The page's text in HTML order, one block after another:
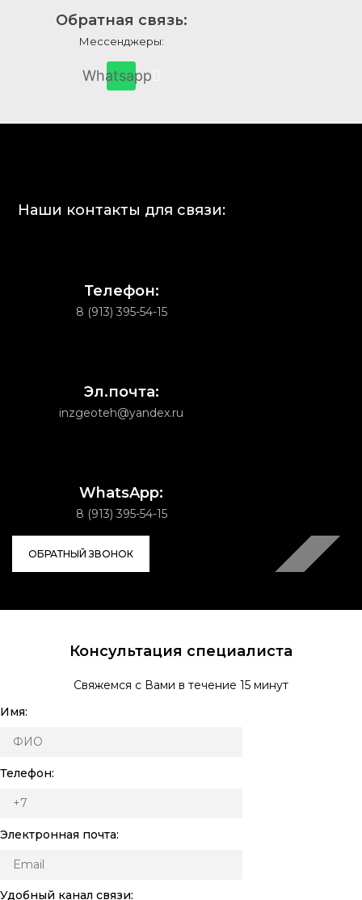
Обратная связь:
Мессенджеры:
Whatsapp
Наши контакты для связи:
Телефон:
8 (913) 395-54-15
Эл.почта:
inzgeoteh@yandex.ru
WhatsApp:
8 (913) 395-54-15
ОБРАТНЫЙ ЗВОНОК
Консультация специалиста
Свяжемся с Вами в течение 15 минут
Имя:
Телефон:
Электронная почта:
Удобный канал связи: